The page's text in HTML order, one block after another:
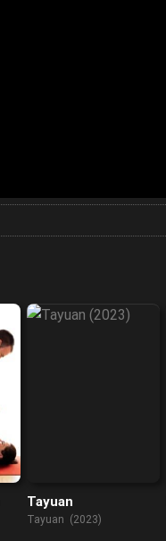
Tayuan
Tayuan (2023)